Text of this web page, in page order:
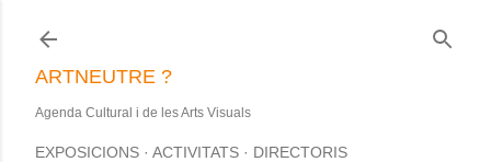
ARTNEUTRE ?
Agenda Cultural i de les Arts Visuals
EXPOSICIONS ACTIVITATS DIRECTORIS